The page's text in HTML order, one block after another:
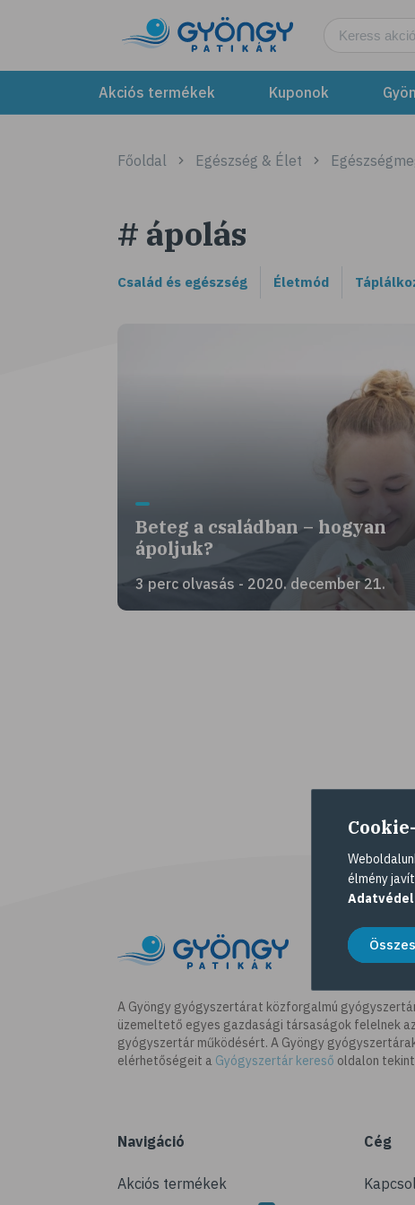
Akciós termékek Kuponok
Főoldal Egészség & Élet
# ápolás
Család és egészség Életmód
Beteg a családban – hogyan
ápoljuk?
3 perc olvasás - 2020. december 21.
A Gyöngy gyógyszertárat közforgalmú
üzemeltető egyes gazdasági társaságok felelnek
gyógyszertár működésért. A Gyöngy
elérhetőségeit a Gyógyszertár kereső oldalon
Navigáció
Akciós termékek
Cég
élmény